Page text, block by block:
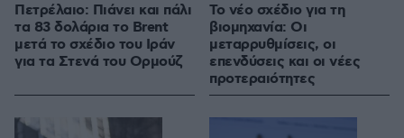
Πετρέλαιο: Πιάνει και πάλι
τα 83 δολάρια το Brent
μετά το σχέδιο του Ιράν
για τα Στενά του Ορμούζ
Το νέο σχέδιο για τη
βιομηχανία: Οι
μεταρρυθμίσεις, οι
επενδύσεις και οι νέες
προτεραιότητες